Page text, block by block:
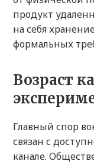
продукт
на себя
формальных
Возраст
Главный спор
связан с
канале.